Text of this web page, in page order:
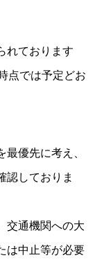
れております
点では予定どお
優先に考え、
認しておりま
交通機関への大
は中止等が必要